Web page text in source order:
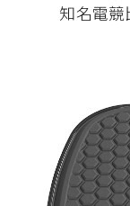
知名電